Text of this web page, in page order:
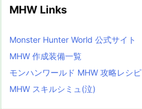
MHW Links
Monster Hunter World 公式サイト
MHW 作成装備一覧
モンハンワールド MHW 攻略レシピ
MHW スキルシミュ(泣)